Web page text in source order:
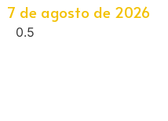
7 de agosto de 2026